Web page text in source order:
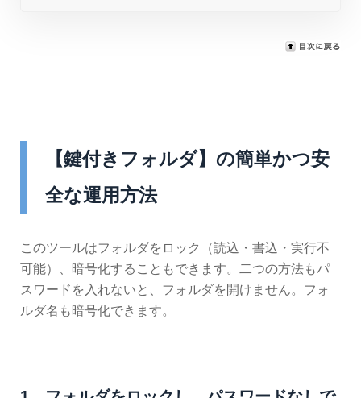
【鍵付きフォルダ】の簡単かつ安
全な運用方法
このツールはフォルダをロック（読込・書込・実行不
可能）、暗号化することもできます。二つの方法もパ
スワードを入れないと、フォルダを開けません。フォ
ルダ名も暗号化できます。